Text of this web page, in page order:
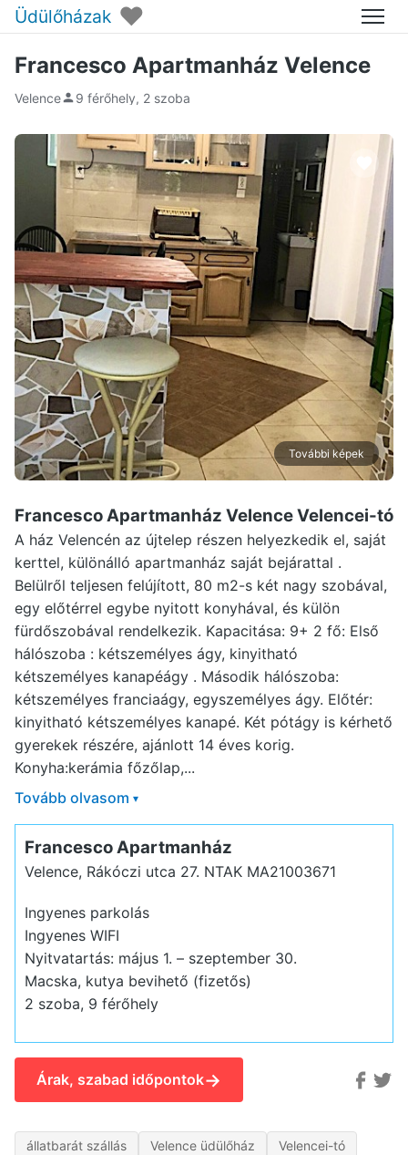
Üdülőházak ♥ Menü
Francesco Apartmanház Velence
Velence 9 férőhely, 2 szoba
További képek
Francesco Apartmanház VelenceVelencei-tó
A ház Velencén az újtelep részen helyezkedik el, saját
kerttel, különálló apartmanház saját bejárattal .
Belülről teljesen felújított, 80 m2-s két nagy szobával,
egy előtérrel egybe nyitott konyhával, és külön
fürdőszobával rendelkezik. Kapacitása: 9+ 2 fő: Első
hálószoba : kétszemélyes ágy, kinyitható
kétszemélyes kanapéágy . Második hálószoba:
kétszemélyes franciaágy, egyszemélyes ágy. Előtér:
kinyitható kétszemélyes kanapé. Két pótágy is kérhető
gyerekek részére, ajánlott 14 éves korig.
Konyha:kerámia főzőlap,...
Tovább olvasom ▾
Francesco Apartmanház
Velence, Rákóczi utca 27. NTAK MA21003671
Ingyenes parkolás
Ingyenes WIFI
Nyitvatartás: május 1. – szeptember 30.
Macska, kutya bevihető (fizetős)
2 szoba, 9 férőhely
Árak, szabad időpontok→
állatbarát szállás Velence üdülőház Velencei-tó